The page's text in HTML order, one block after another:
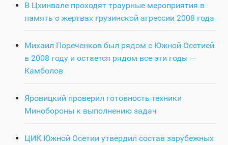
В Цхинвале проходят траурные мероприятия в
память о жертвах грузинской агрессии 2008 года
Михаил Пореченков был рядом с Южной Осетией
в 2008 году и остается рядом все эти годы —
Камболов
Яровицкий проверил готовность техники
Минобороны к выполнению задач
ЦИК Южной Осетии утвердил состав зарубежных